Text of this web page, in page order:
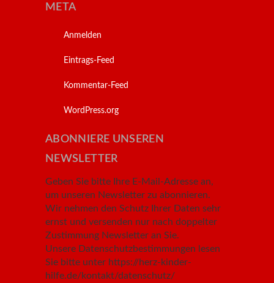
META
Anmelden
Eintrags-Feed
Kommentar-Feed
WordPress.org
ABONNIERE UNSEREN
NEWSLETTER
Geben Sie bitte Ihre E-Mail-Adresse an,
um unseren Newsletter zu abonnieren.
Wir nehmen den Schutz Ihrer Daten sehr
ernst und versenden nur nach doppelter
Zustimmung Newsletter an Sie.
Unsere Datenschutzbestimmungen lesen
Sie bitte unter https://herz-kinder-
hilfe.de/kontakt/datenschutz/